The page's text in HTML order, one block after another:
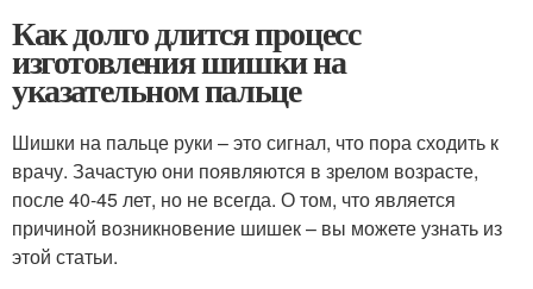
Как долго длится процесс
изготовления шишки на
указательном пальце
Шишки на пальце руки – это сигнал, что пора сходить к
врачу. Зачастую они появляются в зрелом возрасте,
после 40-45 лет, но не всегда. О том, что является
причиной возникновение шишек – вы можете узнать из
этой статьи.